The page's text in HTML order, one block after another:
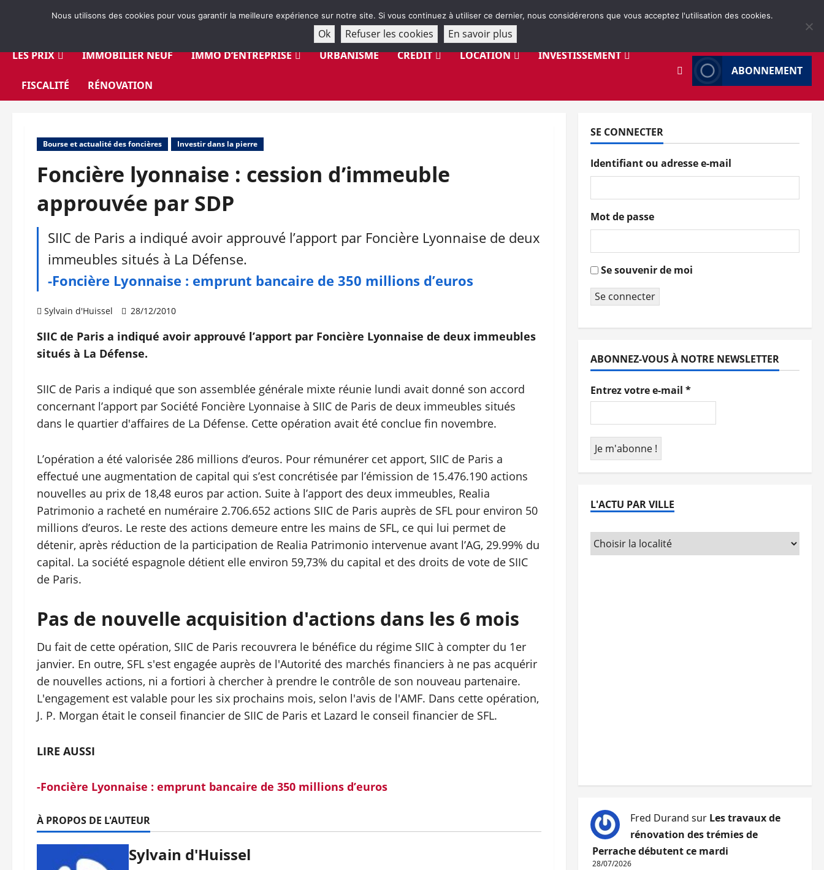
LES PRIX
IMMOBILIER NEUF IMMO D’ENTREPRISE URBANISME CRÉDIT LOCATION INVESTISSEMENT
FISCALITÉ RÉNOVATION
ABONNEMENT
Bourse et actualité des foncières Investir dans la pierre
Foncière lyonnaise : cession d’immeuble
approuvée par SDP
SIIC de Paris a indiqué avoir approuvé l’apport par Foncière Lyonnaise de deux
immeubles situés à La Défense.
-Foncière Lyonnaise : emprunt bancaire de 350 millions d’euros
Sylvain d'Huissel 28/12/2010
SIIC de Paris a indiqué avoir approuvé l’apport par Foncière Lyonnaise de deux immeubles
situés à La Défense.
SIIC de Paris a indiqué que son assemblée générale mixte réunie lundi avait donné son accord
concernant l’apport par Société Foncière Lyonnaise à SIIC de Paris de deux immeubles situés
dans le quartier d'affaires de La Défense. Cette opération avait été conclue fin novembre.
L’opération a été valorisée 286 millions d’euros. Pour rémunérer cet apport, SIIC de Paris a
effectué une augmentation de capital qui s’est concrétisée par l’émission de 15.476.190 actions
nouvelles au prix de 18,48 euros par action. Suite à l’apport des deux immeubles, Realia
Patrimonio a racheté en numéraire 2.706.652 actions SIIC de Paris auprès de SFL pour environ 50
millions d’euros. Le reste des actions demeure entre les mains de SFL, ce qui lui permet de
détenir, après réduction de la participation de Realia Patrimonio intervenue avant l’AG, 29.99% du
capital. La société espagnole détient elle environ 59,73% du capital et des droits de vote de SIIC
de Paris.
Pas de nouvelle acquisition d'actions dans les 6 mois
Du fait de cette opération, SIIC de Paris recouvrera le bénéfice du régime SIIC à compter du 1er
janvier. En outre, SFL s'est engagée auprès de l'Autorité des marchés financiers à ne pas acquérir
de nouvelles actions, ni a fortiori à chercher à prendre le contrôle de son nouveau partenaire.
L'engagement est valable pour les six prochains mois, selon l'avis de l'AMF. Dans cette opération,
J. P. Morgan était le conseil financier de SIIC de Paris et Lazard le conseil financier de SFL.
LIRE AUSSI
-Foncière Lyonnaise : emprunt bancaire de 350 millions d’euros
À PROPOS DE L'AUTEUR
Sylvain d'Huissel
SE CONNECTER
Identifiant ou adresse e-mail
Mot de passe
Se souvenir de moi
Se connecter
ABONNEZ-VOUS À NOTRE NEWSLETTER
Entrez votre e-mail *
L'ACTU PAR VILLE
Fred Durand sur Les travaux de
rénovation des trémies de
Perrache débutent ce mardi
28/07/2026
Nous utilisons des cookies pour vous garantir la meilleure expérience sur notre site. Si vous continuez à utiliser ce dernier, nous considérerons que vous acceptez l'utilisation des cookies.
Ok Refuser les cookies En savoir plus